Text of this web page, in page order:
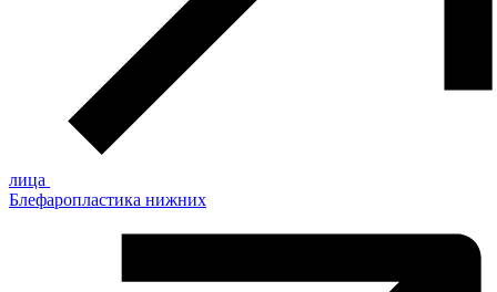
лица
Блефаропластика нижних